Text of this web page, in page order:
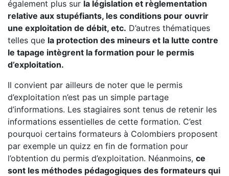
également plus sur la législation et règlementation
relative aux stupéfiants, les conditions pour ouvrir
une exploitation de débit, etc. D’autres thématiques
telles que la protection des mineurs et la lutte contre
le tapage intègrent la formation pour le permis
d’exploitation.
Il convient par ailleurs de noter que le permis
d’exploitation n’est pas un simple partage
d’informations. Les stagiaires sont tenus de retenir les
informations essentielles de cette formation. C’est
pourquoi certains formateurs à Colombiers proposent
par exemple un quizz en fin de formation pour
l’obtention du permis d’exploitation. Néanmoins, ce
sont les méthodes pédagogiques des formateurs qui